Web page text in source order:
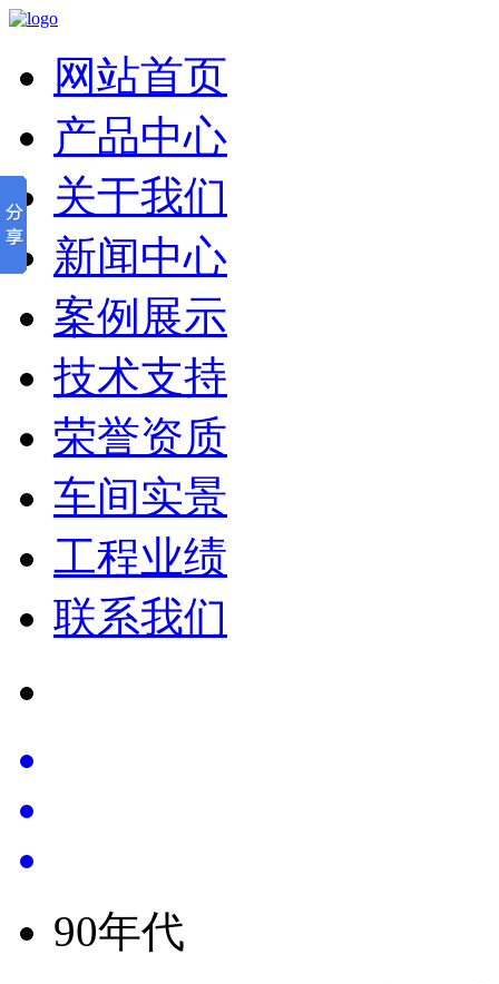
网站首页
产品中心
关于我们
新闻中心
案例展示
技术支持
荣誉资质
车间实景
工程业绩
联系我们
90年代